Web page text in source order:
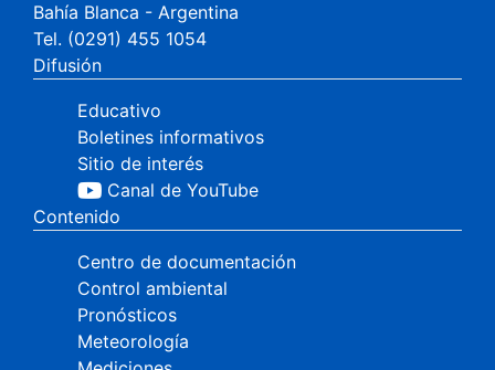
Bahía Blanca - Argentina
Tel. (0291) 455 1054
Difusión
Educativo
Boletines informativos
Sitio de interés
Canal de YouTube
Contenido
Centro de documentación
Control ambiental
Pronósticos
Meteorología